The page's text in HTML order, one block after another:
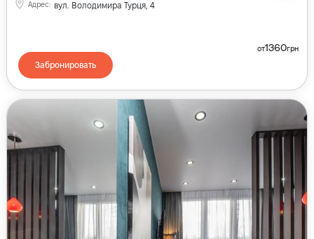
Адрес: вул. Володимира Турця, 4
от1360грн
Забронировать